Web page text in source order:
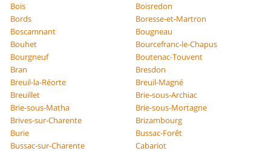
Bois
Boisredon
Bords
Boresse-et-Martron
Boscamnant
Bougneau
Bouhet
Bourcefranc-le-Chapus
Bourgneuf
Boutenac-Touvent
Bran
Bresdon
Breuil-la-Réorte
Breuil-Magné
Breuillet
Brie-sous-Archiac
Brie-sous-Matha
Brie-sous-Mortagne
Brives-sur-Charente
Brizambourg
Burie
Bussac-Forêt
Bussac-sur-Charente
Cabariot